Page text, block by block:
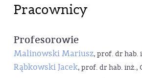
Pracownicy
Profesorowie
Malinowski Mariusz, prof. dr hab.
Rąbkowski Jacek, prof. dr hab. inż.,